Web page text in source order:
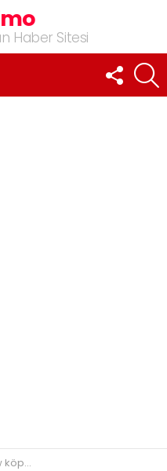
Haber Sitesi
FOLLOW
US
özellikleri